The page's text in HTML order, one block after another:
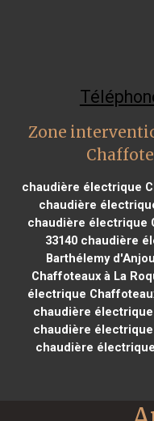
Zone
chaudière électrique
chaudière
chaudière électrique
33140 chaudière
Barthélemy
Chaffoteaux à La
électrique
chaudière électrique
chaudière électrique
chaudière